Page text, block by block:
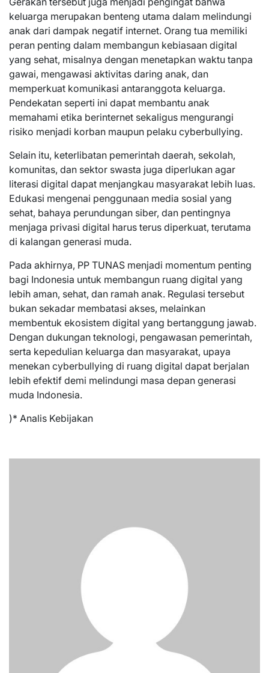
keluarga merupakan benteng utama dalam melindungi
anak dari dampak negatif internet. Orang tua memiliki
peran penting dalam membangun kebiasaan digital
yang sehat, misalnya dengan menetapkan waktu tanpa
gawai, mengawasi aktivitas daring anak, dan
memperkuat komunikasi antaranggota keluarga.
Pendekatan seperti ini dapat membantu anak
memahami etika berinternet sekaligus mengurangi
risiko menjadi korban maupun pelaku cyberbullying.
Selain itu, keterlibatan pemerintah daerah, sekolah,
komunitas, dan sektor swasta juga diperlukan agar
literasi digital dapat menjangkau masyarakat lebih luas.
Edukasi mengenai penggunaan media sosial yang
sehat, bahaya perundungan siber, dan pentingnya
menjaga privasi digital harus terus diperkuat, terutama
di kalangan generasi muda.
Pada akhirnya, PP TUNAS menjadi momentum penting
bagi Indonesia untuk membangun ruang digital yang
lebih aman, sehat, dan ramah anak. Regulasi tersebut
bukan sekadar membatasi akses, melainkan
membentuk ekosistem digital yang bertanggung jawab.
Dengan dukungan teknologi, pengawasan pemerintah,
serta kepedulian keluarga dan masyarakat, upaya
menekan cyberbullying di ruang digital dapat berjalan
lebih efektif demi melindungi masa depan generasi
muda Indonesia.
)* Analis Kebijakan